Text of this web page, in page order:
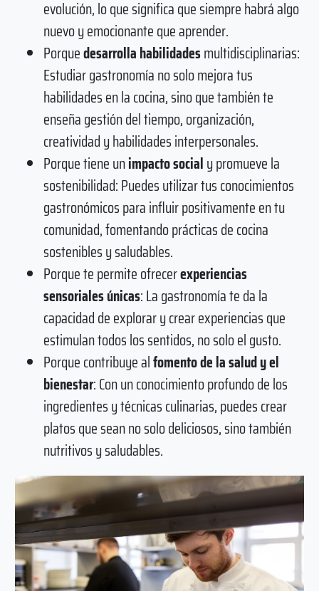
evolución, lo que significa que siempre habrá algo
nuevo y emocionante que aprender.
Porquedesarrolla habilidadesmultidisciplinarias:
Estudiar gastronomía no solo mejora tus
habilidades en la cocina, sino que también te
enseña gestión del tiempo, organización,
creatividad y habilidades interpersonales.
Porque tiene unimpacto socialy promueve la
sostenibilidad: Puedes utilizar tus conocimientos
gastronómicos para influir positivamente en tu
comunidad, fomentando prácticas de cocina
sostenibles y saludables.
Porque te permite ofrecerexperiencias
sensoriales únicas: La gastronomía te da la
capacidad de explorar y crear experiencias que
estimulan todos los sentidos, no solo el gusto.
Porque contribuye alfomento de la salud y el
bienestar: Con un conocimiento profundo de los
ingredientes y técnicas culinarias, puedes crear
platos que sean no solo deliciosos, sino también
nutritivos y saludables.